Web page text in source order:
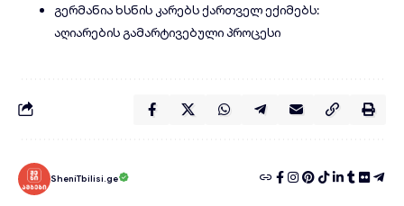
გერმანია ხსნის კარებს ქართველ ექიმებს:
აღიარების გამარტივებული პროცესი
SheniTbilisi.ge